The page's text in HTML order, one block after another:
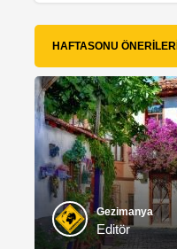
HAFTASONU ÖNERILERI
Gezimanya
Editör